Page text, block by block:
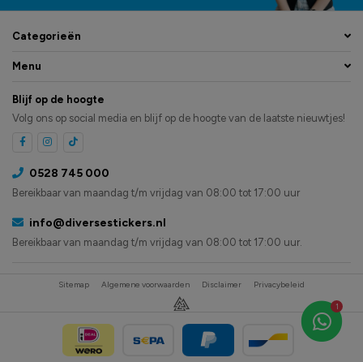
1
Categorieën
Menu
Blijf op de hoogte
Volg ons op social media en blijf op de hoogte van de laatste nieuwtjes!
0528 745 000
Bereikbaar van maandag t/m vrijdag van 08:00 tot 17:00 uur
info@diversestickers.nl
Bereikbaar van maandag t/m vrijdag van 08:00 tot 17:00 uur.
Sitemap Algemene voorwaarden Disclaimer Privacybeleid